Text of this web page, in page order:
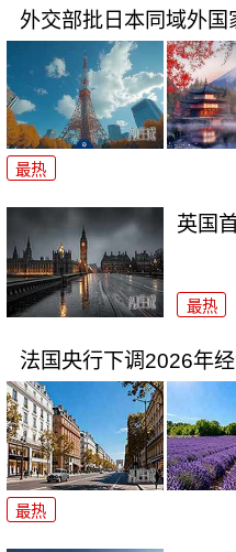
外交部批日本同域外国
最热
英国
最热
法国央行下调2026年
最热